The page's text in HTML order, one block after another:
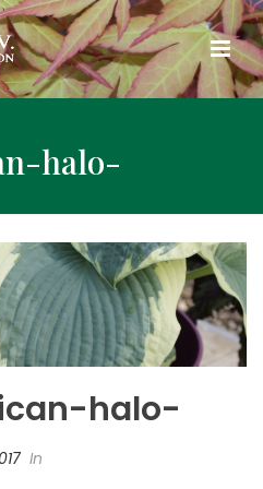
halo-
halo-
In